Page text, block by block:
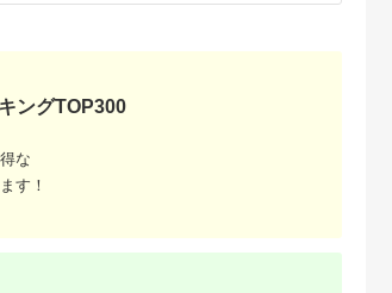
ングTOP300
な
す！